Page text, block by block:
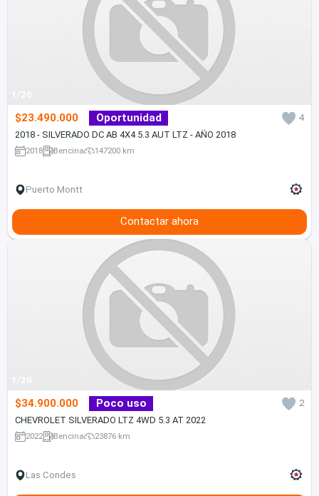
1/20
$23.490.000 Oportunidad
4
2018 - SILVERADO DC AB 4X4 5.3 AUT LTZ - AÑO 2018
2018 Bencina 147200 km
Puerto Montt
Contactar ahora
1/20
$34.900.000 Poco uso
2
CHEVROLET SILVERADO LTZ 4WD 5.3 AT 2022
2022 Bencina 23876 km
Las Condes